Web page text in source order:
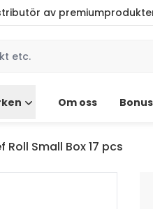
av
Om oss
Roll Small Box 17 pcs